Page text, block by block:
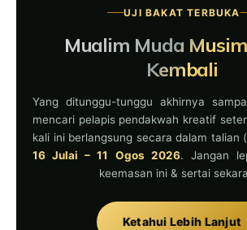
UJI BAKAT TERBUKA
Mualim Muda
Kembali
Yang ditunggu-tunggu akhirnya
mencari pelapis pendakwah kreatif
kali ini berlangsung secara dalam talian
16 Julai – 11 Ogos 2026. Jangan
keemasan ini & sertai
Ketahui Lebih Lanjut